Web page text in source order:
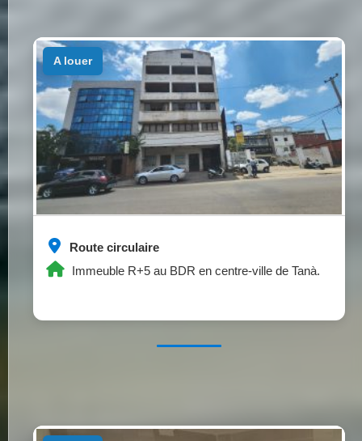
Route circulaire
Immeuble R+5 au BDR en centre-ville de Tanà.
a louer